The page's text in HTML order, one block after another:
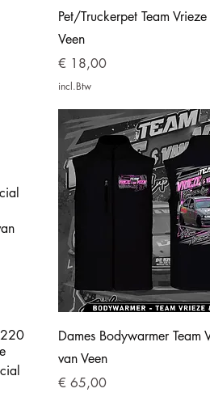
Pet/Truckerpet Team
Veen
Prijs
€ 18,00
incl.Btw
Dames Bodywarmer Team
van Veen
Prijs
€ 65,00